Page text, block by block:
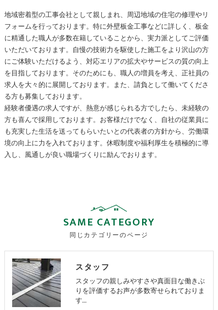
地域密着型の工事会社として親しまれ、周辺地域の住宅の修理やリ
フォームを行っております。特に外壁板金工事などに詳しく、板金
に精通した職人が多数在籍していることから、実力派としてご評価
いただいております。自慢の技術力を駆使した施工をより沢山の方
にご体験いただけるよう、対応エリアの拡大やサービスの質の向上
を目指しております。そのためにも、職人の増員を考え、正社員の
求人を大々的に展開しております。また、請負として働いてくださ
る方も募集しております。
経験者優遇の求人ですが、熱意が感じられる方でしたら、未経験の
方も喜んで採用しております。お客様だけでなく、自社の従業員に
も充実した生活を送ってもらいたいとの代表者の方針から、労働環
境の向上に力を入れております。休暇制度や福利厚生を積極的に導
入し、風通しが良い職場づくりに励んでおります。
同じカテゴリーのページ
SAME CATEGORY
スタッフ
スタッフの親しみやすさや真面目な働きぶ
りを評価するお声が多数寄せられておりま
す…